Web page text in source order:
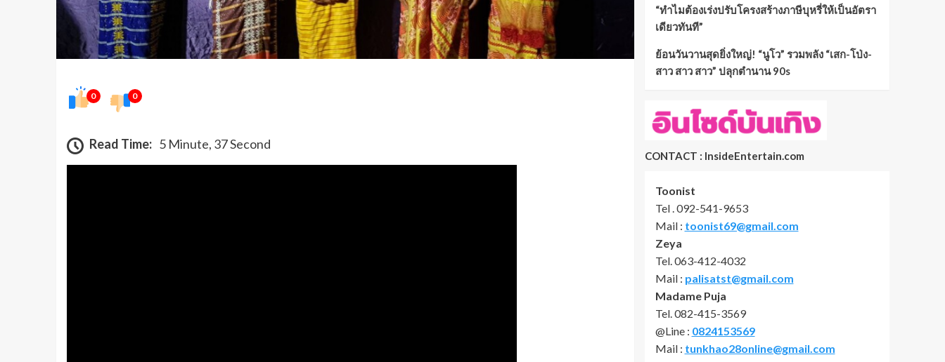
0 0
Read Time: 5 Minute, 37 Second
“ทำไมต้องเร่งปรับโครงสร้างภาษีบุหรี่ให้เป็นอัตรา
เดียวทันที”
ย้อนวันวานสุดยิ่งใหญ่! “นูโว” รวมพลัง “เสก-โป่ง-
สาว สาว สาว” ปลุกตำนาน 90s
CONTACT : InsideEntertain.com
Toonist
Tel . 092-541-9653
Mail : toonist69@gmail.com
Zeya
Tel. 063-412-4032
Mail : palisatst@gmail.com
Madame Puja
Tel. 082-415-3569
@Line : 0824153569
Mail : tunkhao28online@gmail.com